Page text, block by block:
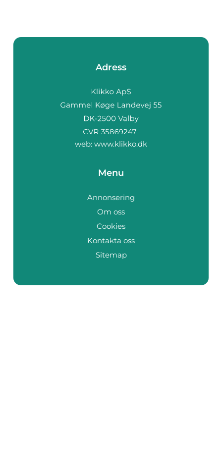
Adress
web: www.klikko.dk
Menu
Annonsering
Om oss
Cookies
Kontakta oss
Sitemap